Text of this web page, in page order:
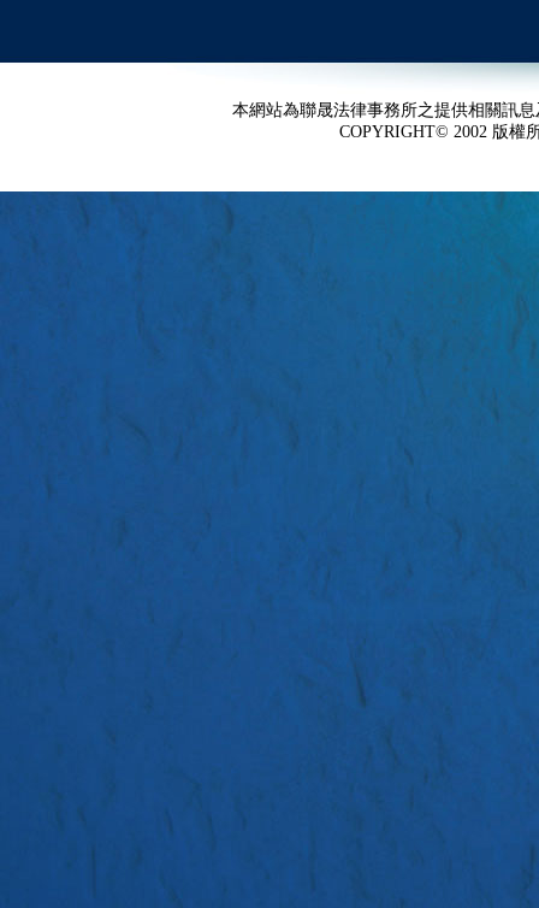
本網站為聯晟法律事務所之提供相關訊
COPYRIGHT© 2002 版權